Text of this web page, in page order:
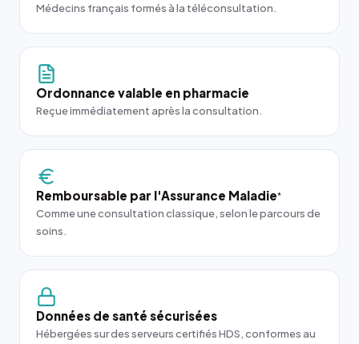
Médecins français formés à la téléconsultation.
Ordonnance valable en pharmacie
Reçue immédiatement après la consultation.
Remboursable par l'Assurance Maladie*
Comme une consultation classique, selon le parcours de
soins.
Données de santé sécurisées
Hébergées sur des serveurs certifiés HDS, conformes au